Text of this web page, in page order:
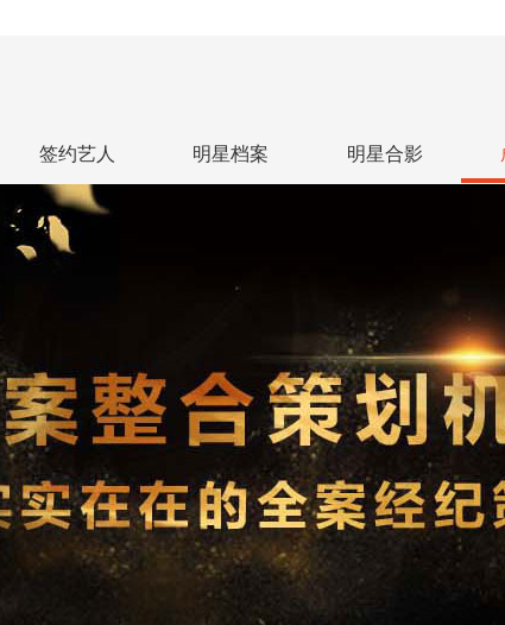
签约艺人 明星档案 明星合影